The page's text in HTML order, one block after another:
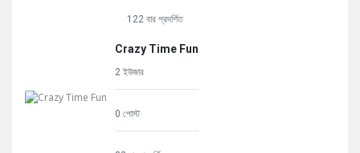
122 বার প্রদর্শিত
Crazy Time Fun
2 ইউজার
0 পোস্ট